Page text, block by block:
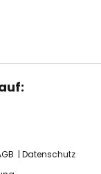
Datenschutz